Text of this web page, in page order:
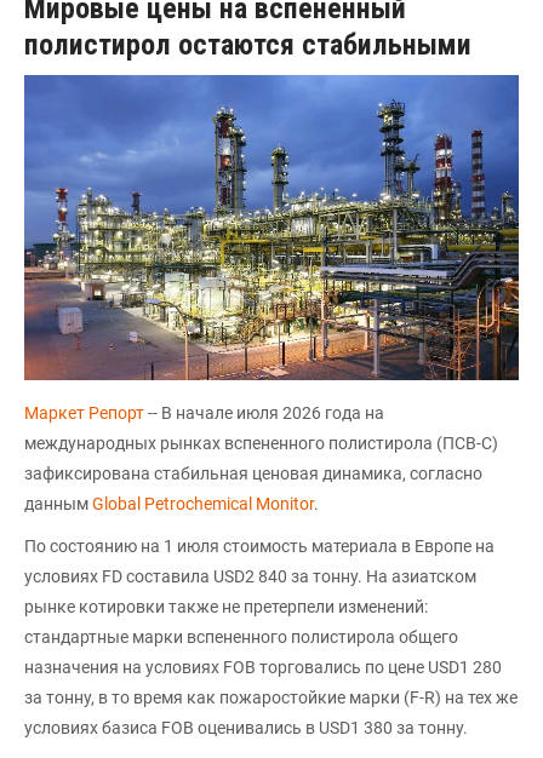
Мировые цены на вспененный
полистирол остаются стабильными
Маркет Репорт-- В начале июля 2026 года на
международных рынках вспененного полистирола (ПСВ-С)
зафиксирована стабильная ценовая динамика, согласно
даннымGlobal Petrochemical Monitor.
По состоянию на 1 июля стоимость материала в Европе на
условиях FD составила USD2 840 за тонну. На азиатском
рынке котировки также не претерпели изменений:
стандартные марки вспененного полистирола общего
назначения на условиях FOB торговались по цене USD1 280
за тонну, в то время как пожаростойкие марки (F-R) на тех же
условиях базиса FOB оценивались в USD1 380 за тонну.